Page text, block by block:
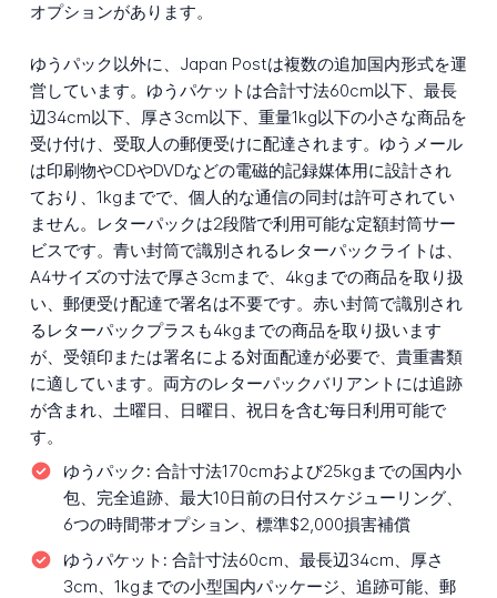
オプションがあります。
ゆうパック以外に、Japan Postは複数の追加国内形式を運
営しています。ゆうパケットは合計寸法60cm以下、最長
辺34cm以下、厚さ3cm以下、重量1kg以下の小さな商品を
受け付け、受取人の郵便受けに配達されます。ゆうメール
は印刷物やCDやDVDなどの電磁的記録媒体用に設計され
ており、1kgまでで、個人的な通信の同封は許可されてい
ません。レターパックは2段階で利用可能な定額封筒サー
ビスです。青い封筒で識別されるレターパックライトは、
A4サイズの寸法で厚さ3cmまで、4kgまでの商品を取り扱
い、郵便受け配達で署名は不要です。赤い封筒で識別され
るレターパックプラスも4kgまでの商品を取り扱います
が、受領印または署名による対面配達が必要で、貴重書類
に適しています。両方のレターパックバリアントには追跡
が含まれ、土曜日、日曜日、祝日を含む毎日利用可能で
す。
ゆうパック: 合計寸法170cmおよび25kgまでの国内小
包、完全追跡、最大10日前の日付スケジューリング、
6つの時間帯オプション、標準$2,000損害補償
ゆうパケット: 合計寸法60cm、最長辺34cm、厚さ
3cm、1kgまでの小型国内パッケージ、追跡可能、郵